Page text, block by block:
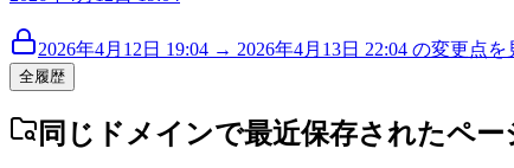
2026年4月12日 19:04 → 2026年4月13日 22:04 の変更点を
全履歴
同じドメインで最近保存されたペー